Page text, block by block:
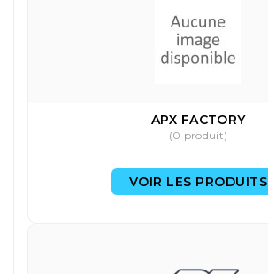
APX FACTORY
(0 produit)
VOIR LES PRODUITS